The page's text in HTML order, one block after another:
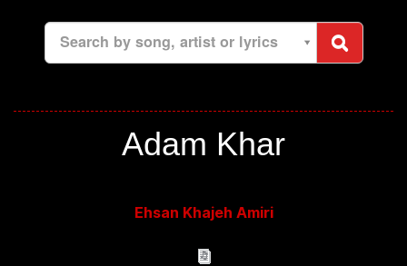
Search by song, artist or lyrics
Adam Khar
Ehsan Khajeh Amiri